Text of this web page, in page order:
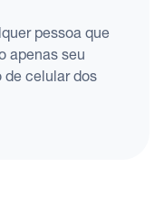
pessoa que
apenas seu
de celular dos